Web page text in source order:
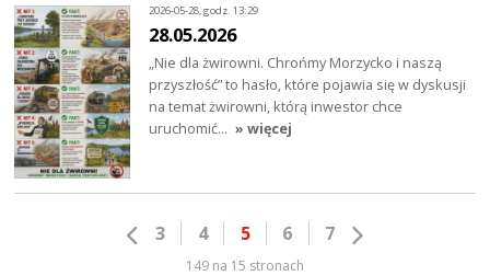
2026-05-28, godz. 13:29
28.05.2026
„Nie dla żwirowni. Chrońmy Morzycko i naszą
przyszłość” to hasło, które pojawia się w dyskusji
na temat żwirowni, którą inwestor chce
uruchomić… » więcej
3 4 5 6 7
149 na 15 stronach